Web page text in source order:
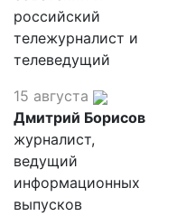
российский
тележурналист и
телеведущий
15 августа
Дмитрий Борисов
журналист,
ведущий
информационных
выпусков